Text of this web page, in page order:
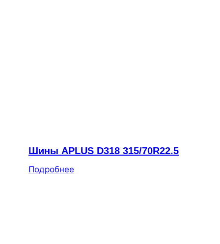
Шины APLUS D318 315/70R22.5
Подробнее